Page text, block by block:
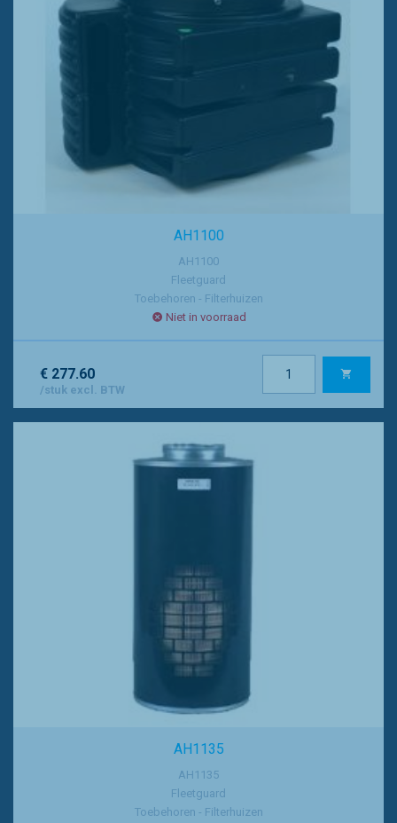
AH1100
AH1100
Fleetguard
Toebehoren - Filterhuizen
Niet in voorraad
€ 277.60
/stuk excl. BTW
AH1135
AH1135
Fleetguard
Toebehoren - Filterhuizen